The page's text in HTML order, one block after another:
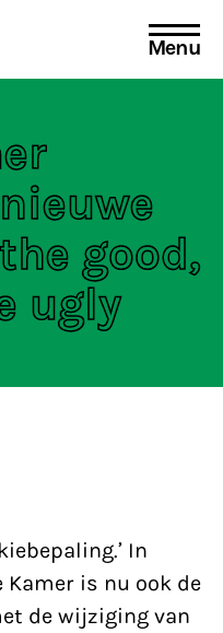
Menu
good,
ugly
In
Kamer is nu ook de
de wijziging van